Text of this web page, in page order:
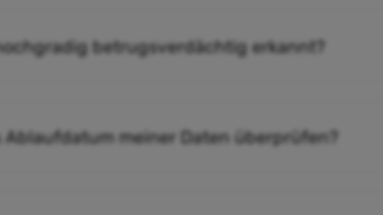
betrugsverdächtig erkannt?
Ablaufdatum meiner Daten überprüfen?